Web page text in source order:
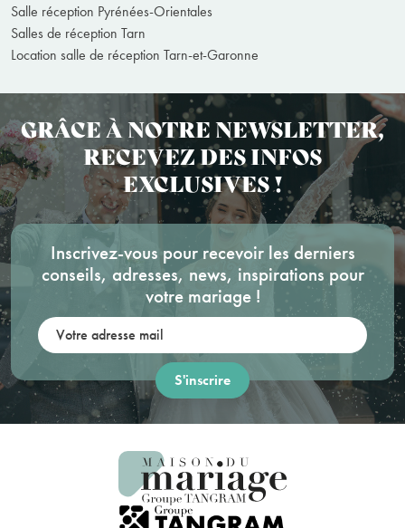
Salle réception Pyrénées-Orientales
Salles de réception Tarn
Location salle de réception Tarn-et-Garonne
GRÂCE À NOTRE NEWSLETTER,
RECEVEZ DES INFOS
EXCLUSIVES !
Inscrivez-vous pour recevoir les derniers
conseils, adresses, news, inspirations pour
votre mariage !